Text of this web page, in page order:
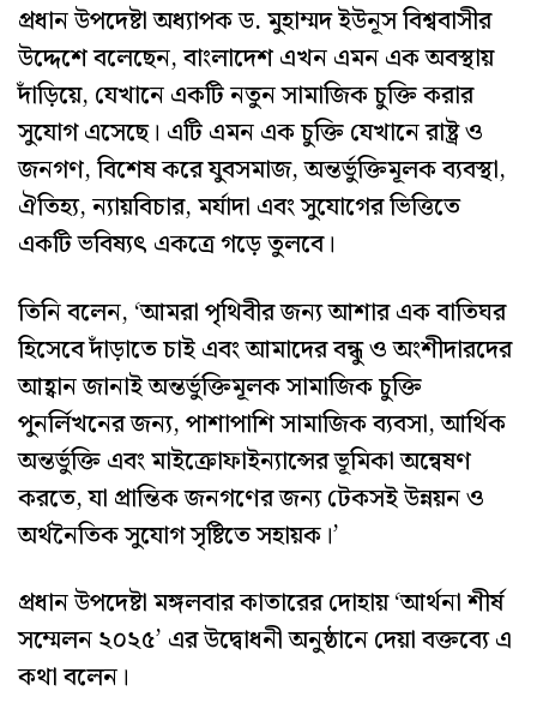
প্রধান উপদেষ্টা অধ্যাপক ড. মুহাম্মদ ইউনূস বিশ্ববাসীর
উদ্দেশে বলেছেন, বাংলাদেশ এখন এমন এক অবস্থায়
দাঁড়িয়ে, যেখানে একটি নতুন সামাজিক চুক্তি করার
সুযোগ এসেছে। এটি এমন এক চুক্তি যেখানে রাষ্ট্র ও
জনগণ, বিশেষ করে যুবসমাজ, অন্তর্ভুক্তিমূলক ব্যবস্থা,
ঐতিহ্য, ন্যায়বিচার, মর্যাদা এবং সুযোগের ভিত্তিতে
একটি ভবিষ্যৎ একত্রে গড়ে তুলবে।
তিনি বলেন, ‘আমরা পৃথিবীর জন্য আশার এক বাতিঘর
হিসেবে দাঁড়াতে চাই এবং আমাদের বন্ধু ও অংশীদারদের
আহ্বান জানাই অন্তর্ভুক্তিমূলক সামাজিক চুক্তি
পুনর্লিখনের জন্য, পাশাপাশি সামাজিক ব্যবসা, আর্থিক
অন্তর্ভুক্তি এবং মাইক্রোফাইন্যান্সের ভূমিকা অন্বেষণ
করতে, যা প্রান্তিক জনগণের জন্য টেকসই উন্নয়ন ও
অর্থনৈতিক সুযোগ সৃষ্টিতে সহায়ক।’
প্রধান উপদেষ্টা মঙ্গলবার কাতারের দোহায় ‘আর্থনা শীর্ষ
সম্মেলন ২০২৫’ এর উদ্বোধনী অনুষ্ঠানে দেয়া বক্তব্যে এ
কথা বলেন।